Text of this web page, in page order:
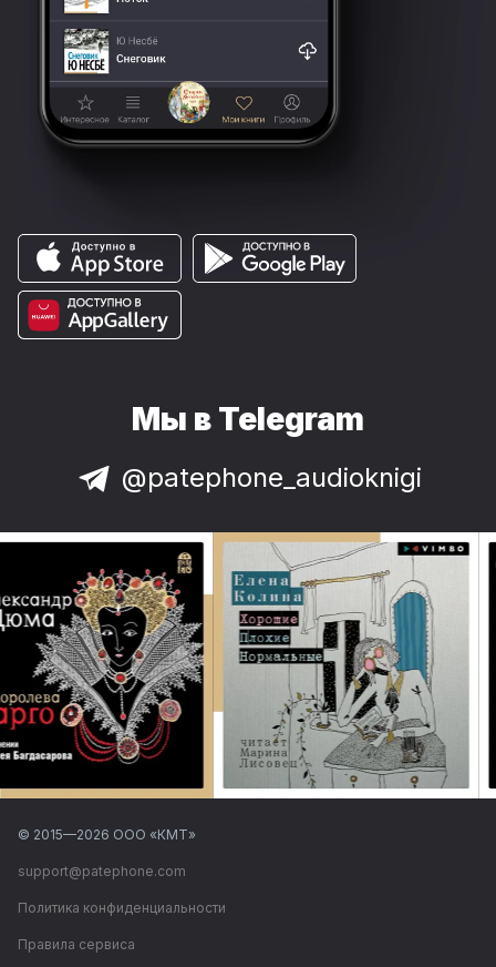
Мы в Telegram
@patephone_audioknigi
© 2015—2026 ООО «КМТ»
support@patephone.com
Политика конфиденциальности
Правила сервиса